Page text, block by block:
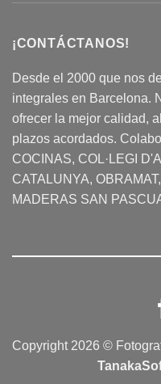
¡CONTÁCTANOS!
Desde el 2000 que nos
integrales en Barcelona.
ofrecer la mejor calidad,
plazos acordados.
COCINAS, COL·LEGI
CATALUNYA,
MADERAS SAN
Copyright 2026 ©